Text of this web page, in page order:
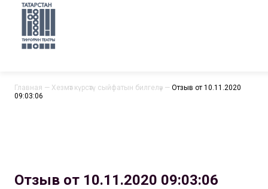
Главная — Хезмәт күрсәтү сыйфатын билгеләү — Отзыв от 10.11.2020
09:03:06
Отзыв от 10.11.2020 09:03:06